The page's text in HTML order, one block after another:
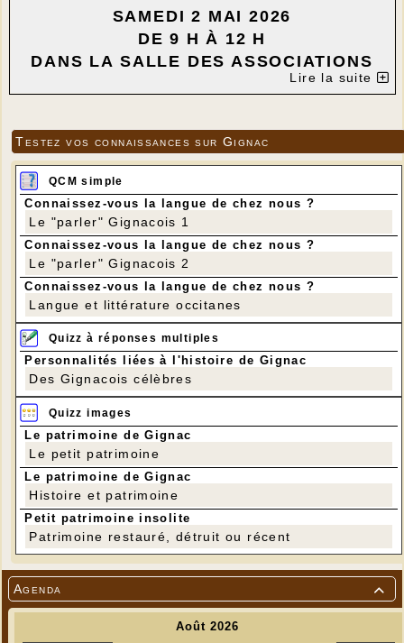

Agenda
SAMEDI 2 MAI 2026
DE 9 H À 12 H
DANS LA SALLE DES ASSOCIATIONS
Lire la suite
Testez vos connaissances sur Gignac
QCM simple
Connaissez-vous la langue de chez nous ?
Le "parler" Gignacois 1
Connaissez-vous la langue de chez nous ?
Le "parler" Gignacois 2
Connaissez-vous la langue de chez nous ?
Langue et littérature occitanes
Quizz à réponses multiples
Personnalités liées à l'histoire de Gignac
Des Gignacois célèbres
Quizz images
Le patrimoine de Gignac
Le petit patrimoine
Le patrimoine de Gignac
Histoire et patrimoine
Petit patrimoine insolite
Patrimoine restauré, détruit ou récent